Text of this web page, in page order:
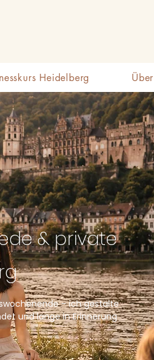
Heidelberg
& private
– ich gestalte
und lange in Erinnerung